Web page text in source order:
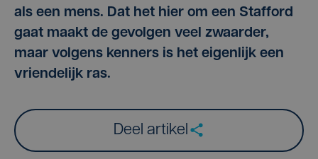
als een mens. Dat het hier om een Stafford
gaat maakt de gevolgen veel zwaarder,
maar volgens kenners is het eigenlijk een
vriendelijk ras.
Deel artikel